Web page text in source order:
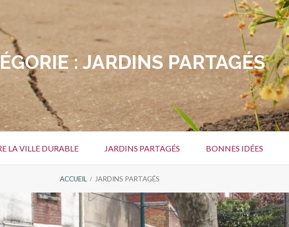
: JARDINS PARTAGÉS
LA VILLE DURABLE JARDINS PARTAGÉS BONNES IDÉES
ACCUEIL JARDINS PARTAGÉS